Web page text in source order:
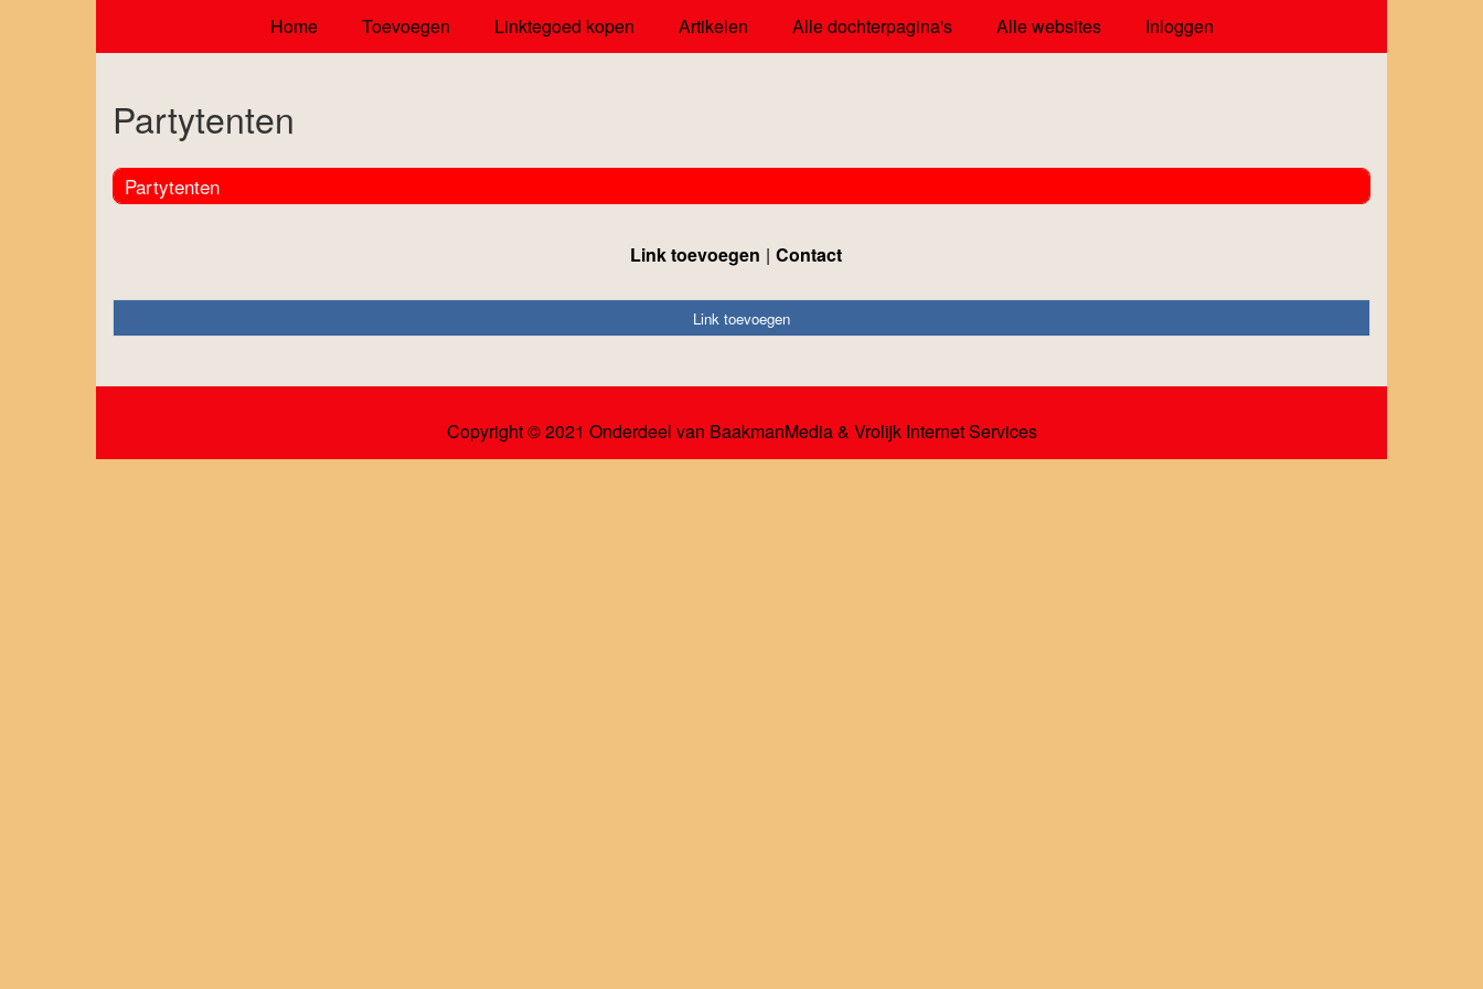
Home Toevoegen Linktegoed kopen Artikelen Alle dochterpagina's Alle websites Inloggen
Partytenten
Partytenten
Link toevoegen Contact
Link toevoegen
Copyright © 2021 Onderdeel van BaakmanMedia& Vrolijk Internet Services